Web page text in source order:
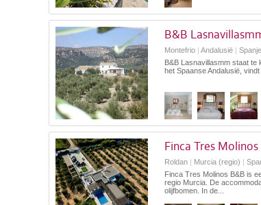
B&B
Montefrio | Andalusië | Spanje
B&B Lasnavillasmm staat
het Spaanse Andalusië,
Finca Tres
Roldan | Murcia (regio) |
Finca Tres Molinos B&B is
regio Murcia. De
olijfbomen. In de...